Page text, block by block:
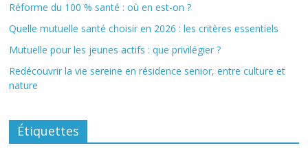
Réforme du 100 % santé : où en est-on ?
Quelle mutuelle santé choisir en 2026 : les critères essentiels
Mutuelle pour les jeunes actifs : que privilégier ?
Redécouvrir la vie sereine en résidence senior, entre culture et
nature
Étiquettes